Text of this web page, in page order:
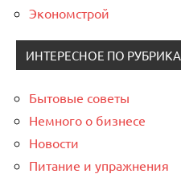
Экономстрой
ИНТЕРЕСНОЕ ПО
Бытовые советы
Немного о бизнесе
Новости
Питание и упражнения